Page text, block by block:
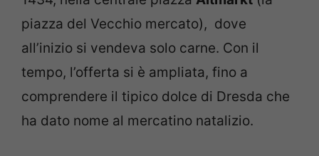
piazza del Vecchio mercato), dove
all’inizio si vendeva solo carne. Con il
tempo, l’offerta si è ampliata, fino a
comprendere il tipico dolce di Dresda che
ha dato nome al mercatino natalizio.